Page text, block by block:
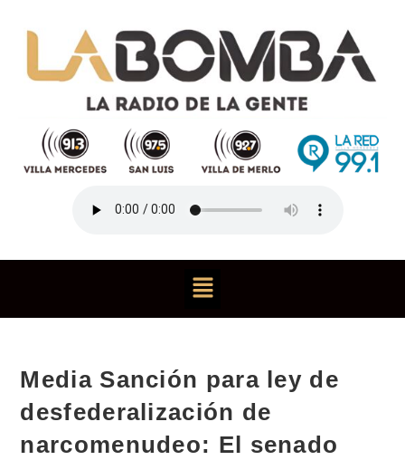
Media Sanción para ley de
desfederalización de
narcomenudeo: El senado